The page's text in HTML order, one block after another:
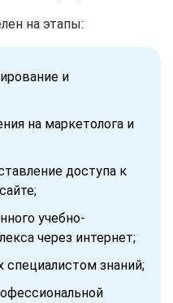
на этапы:
и
на маркетолога и
доступа к
учебно-
через интернет;
специалистом знаний;